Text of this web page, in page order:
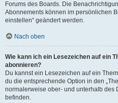
Forums des Boards. Die
Abonnements können im persönlichen
einstellen“ geändert werden.
Nach oben
Wie kann ich ein Lesezeichen auf ein
abonnieren?
Du kannst ein Lesezeichen auf ein
du die entsprechende Option in den
normalerweise ober- und unterhalb des
befinden.